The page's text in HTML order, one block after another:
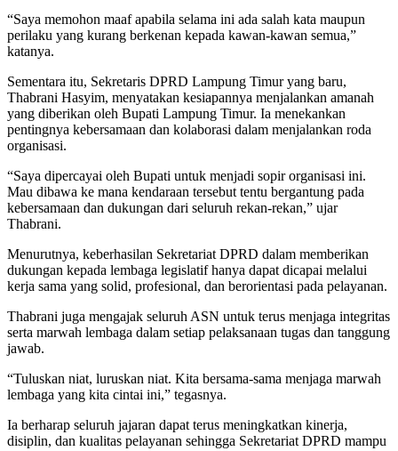
“Saya memohon maaf apabila selama ini ada salah kata maupun
perilaku yang kurang berkenan kepada kawan-kawan semua,”
katanya.
Sementara itu, Sekretaris DPRD Lampung Timur yang baru,
Thabrani Hasyim, menyatakan kesiapannya menjalankan amanah
yang diberikan oleh Bupati Lampung Timur. Ia menekankan
pentingnya kebersamaan dan kolaborasi dalam menjalankan roda
organisasi.
“Saya dipercayai oleh Bupati untuk menjadi sopir organisasi ini.
Mau dibawa ke mana kendaraan tersebut tentu bergantung pada
kebersamaan dan dukungan dari seluruh rekan-rekan,” ujar
Thabrani.
Menurutnya, keberhasilan Sekretariat DPRD dalam memberikan
dukungan kepada lembaga legislatif hanya dapat dicapai melalui
kerja sama yang solid, profesional, dan berorientasi pada pelayanan.
Thabrani juga mengajak seluruh ASN untuk terus menjaga integritas
serta marwah lembaga dalam setiap pelaksanaan tugas dan tanggung
jawab.
“Tuluskan niat, luruskan niat. Kita bersama-sama menjaga marwah
lembaga yang kita cintai ini,” tegasnya.
Ia berharap seluruh jajaran dapat terus meningkatkan kinerja,
disiplin, dan kualitas pelayanan sehingga Sekretariat DPRD mampu